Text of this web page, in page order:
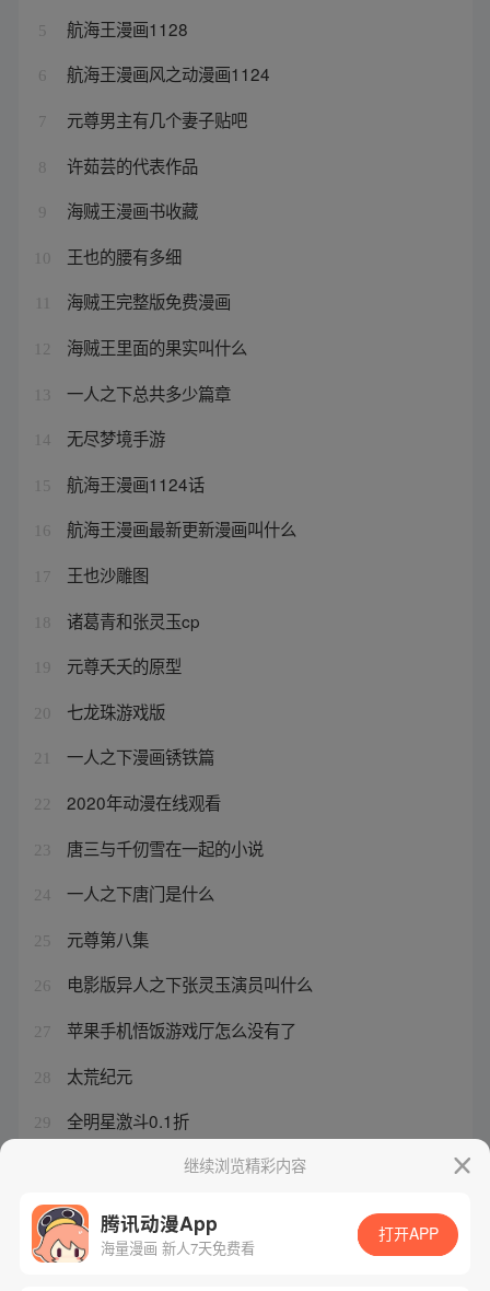
5 航海王漫画1128
6 航海王漫画风之动漫画1124
7 元尊男主有几个妻子贴吧
8 许茹芸的代表作品
9 海贼王漫画书收藏
10 王也的腰有多细
海贼王完整版免费漫画
12 海贼王里面的果实叫什么
13 一人之下总共多少篇章
14 无尽梦境手游
15 航海王漫画1124话
16 航海王漫画最新更新漫画叫什么
17 王也沙雕图
18 诸葛青和张灵玉cp
19 元尊夭夭的原型
20 七龙珠游戏版
21 一人之下漫画锈铁篇
22 2020年动漫在线观看
23 唐三与千仞雪在一起的小说
24 一人之下唐门是什么
25 元尊第八集
26 电影版异人之下张灵玉演员叫什么
27 苹果手机悟饭游戏厅怎么没有了
28 太荒纪元
29 全明星激斗0.1折
剑与远征100连抽兑换码继续浏览精彩内容
腾讯动漫App
海量漫画 新人7天免费看
打开APP